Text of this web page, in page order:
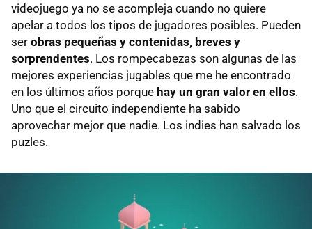
videojuego ya no se acompleja cuando no quiere
apelar a todos los tipos de jugadores posibles. Pueden
ser obras pequeñas y contenidas, breves y
sorprendentes. Los rompecabezas son algunas de las
mejores experiencias jugables que me he encontrado
en los últimos años porque hay un gran valor en ellos.
Uno que el circuito independiente ha sabido
aprovechar mejor que nadie. Los indies han salvado los
puzles.